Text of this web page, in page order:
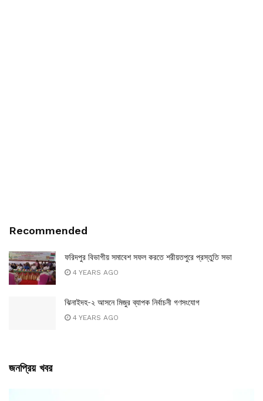
Recommended
ফরিদপুর বিভাগীয় সমাবেশ সফল করতে শরীয়তপুরে প্রস্তুতি সভা
4 YEARS AGO
ঝিনাইদহ-২ আসনে মিজুর ব্যাপক নির্বাচনী গণসংযোগ
4 YEARS AGO
জনপ্রিয় খবর